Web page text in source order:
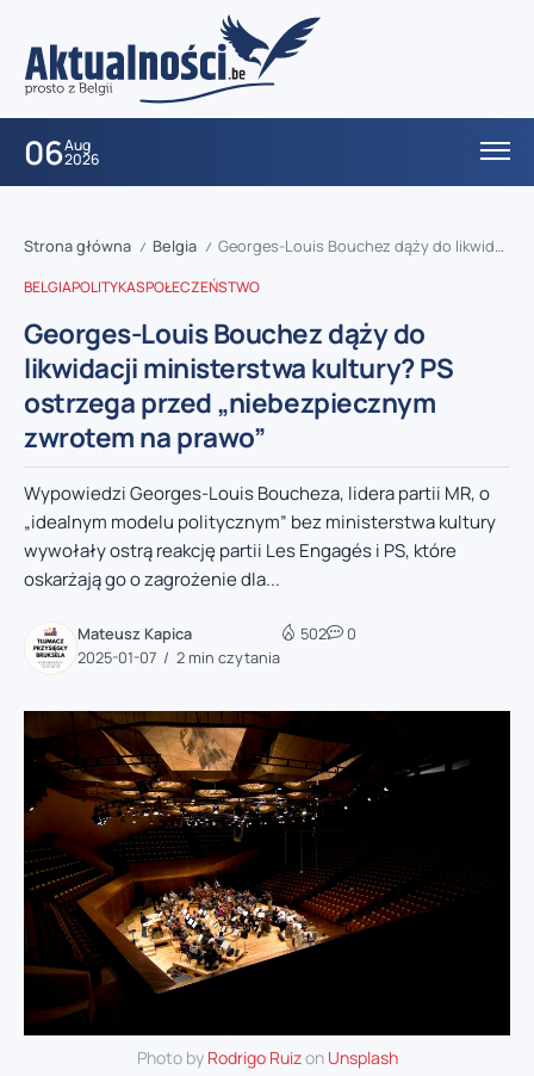
06Aug
2026
Strona główna / Belgia / Georges-Louis Bouchez dąży do likwidacji ministerstwa kultury? PS ostrzega przed „niebezpiecznym zwrotem na prawo”
BELGIAPOLITYKASPOŁECZEŃSTWO
Georges-Louis Bouchez dąży do
likwidacji ministerstwa kultury? PS
ostrzega przed „niebezpiecznym
zwrotem na prawo”
Wypowiedzi Georges-Louis Boucheza, lidera partii MR, o
„idealnym modelu politycznym” bez ministerstwa kultury
wywołały ostrą reakcję partii Les Engagés i PS, które
oskarżają go o zagrożenie dla...
Mateusz Kapica
2025-01-07
2 min czytania
502 0
Photo by Rodrigo Ruizon Unsplash